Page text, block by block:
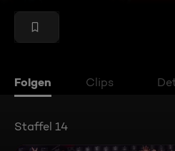
Folgen Clips
Staffel 14